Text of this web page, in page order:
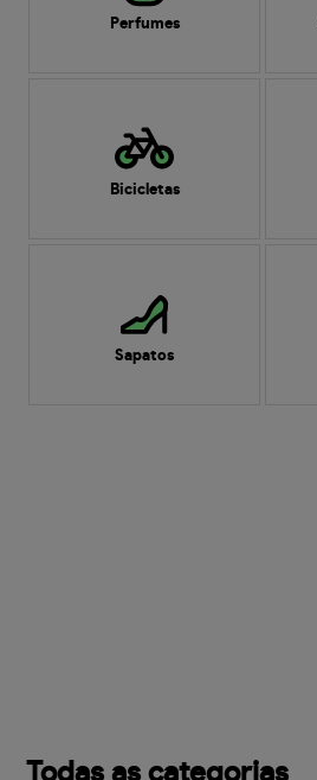
Perfumes
Bicicletas
Sapatos
Todas as categorias